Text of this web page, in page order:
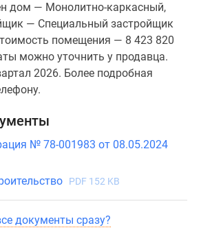
дом — Монолитно-каркасный,
— Специальный застройщик
помещения — 8 423 820
можно уточнить у продавца.
2026. Более подробная
№ 78-001983 от 08.05.2024
PDF 152 KB
документы сразу?